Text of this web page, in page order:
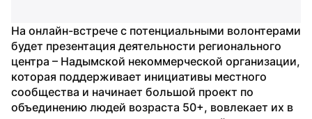
На онлайн-встрече с потенциальными волонтерами
будет презентация деятельности регионального
центра – Надымской некоммерческой организации,
которая поддерживает инициативы местного
сообщества и начинает большой проект по
объединению людей возраста 50+, вовлекает их в